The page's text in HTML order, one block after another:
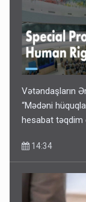
Kartdan karta
VİDEO
11:06
Vətəndaşların
“Mədəni
hesabat təqdim
14:34